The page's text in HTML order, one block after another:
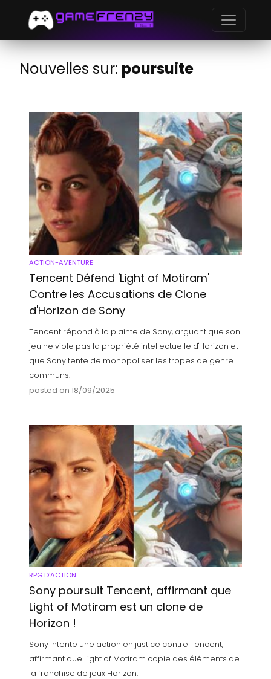
Nouvelles sur: poursuite
ACTION-AVENTURE
Tencent Défend 'Light of Motiram'
Contre les Accusations de Clone
d'Horizon de Sony
Tencent répond à la plainte de Sony, arguant que son
jeu ne viole pas la propriété intellectuelle d'Horizon et
que Sony tente de monopoliser les tropes de genre
communs.
posted on 18/09/2025
RPG D'ACTION
Sony poursuit Tencent, affirmant que
Light of Motiram est un clone de
Horizon !
Sony intente une action en justice contre Tencent,
affirmant que Light of Motiram copie des éléments de
la franchise de jeux Horizon.